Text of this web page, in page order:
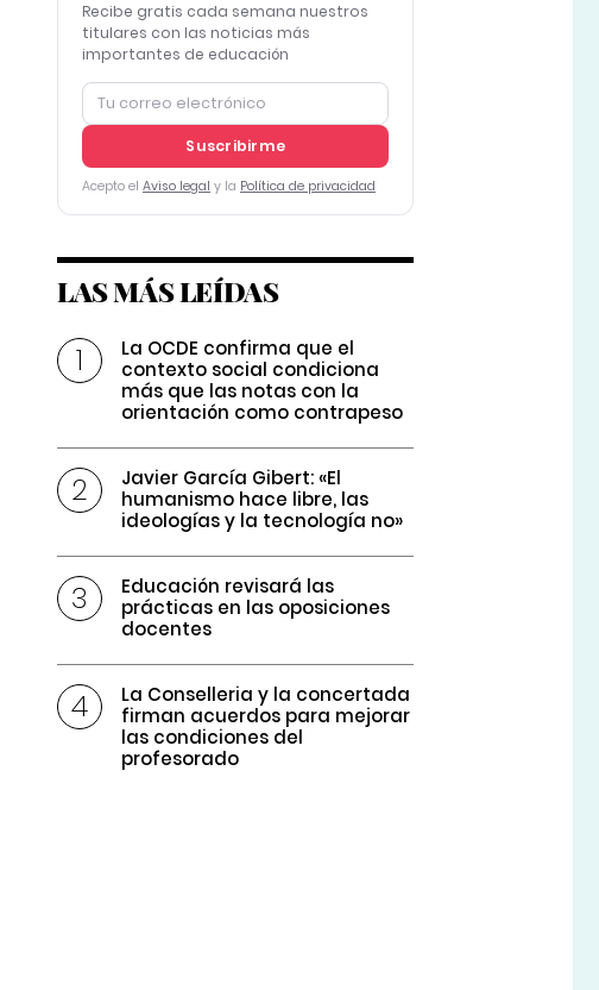
Recibe gratis cada semana nuestros
titulares con las noticias más
importantes de educación
Suscribirme
Acepto el Aviso legal y la Política de privacidad
LAS MÁS LEÍDAS
La OCDE confirma que el
contexto social condiciona
más que las notas con la
orientación como contrapeso
Javier García Gibert: «El
humanismo hace libre, las
ideologías y la tecnología no»
Educación revisará las
prácticas en las oposiciones
docentes
La Conselleria y la concertada
firman acuerdos para mejorar
las condiciones del
profesorado